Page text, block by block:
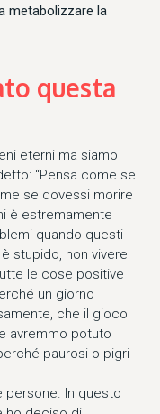
metabolizzare la
questa
eterni ma siamo
“Pensa come se
se dovessi morire
è estremamente
quando questi
stupido, non vivere
le cose positive
un giorno
che il gioco
avremmo potuto
paurosi o pigri
persone. In questo